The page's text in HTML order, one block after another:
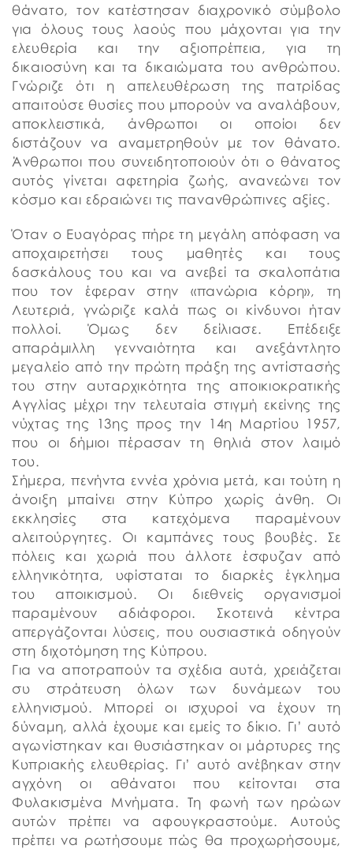
θάνατο, τον κατέστησαν διαχρονικό σύμβολο
για όλους τους λαούς που μάχονται για την
ελευθερία και την αξιοπρέπεια, για τη
δικαιοσύνη και τα δικαιώματα του ανθρώπου.
Γνώριζε ότι η απελευθέρωση της πατρίδας
απαιτούσε θυσίες που μπορούν να αναλάβουν,
αποκλειστικά, άνθρωποι οι οποίοι δεν
διστάζουν να αναμετρηθούν με τον θάνατο.
Άνθρωποι που συνειδητοποιούν ότι ο θάνατος
αυτός γίνεται αφετηρία ζωής, ανανεώνει τον
κόσμο και εδραιώνει τις πανανθρώπινες αξίες.
Όταν ο Ευαγόρας πήρε τη μεγάλη απόφαση να
αποχαιρετήσει τους μαθητές και τους
δασκάλους του και να ανεβεί τα σκαλοπάτια
που τον έφεραν στην «πανώρια κόρη», τη
Λευτεριά, γνώριζε καλά πως οι κίνδυνοι ήταν
πολλοί. Όμως δεν δείλιασε. Επέδειξε
απαράμιλλη γενναιότητα και ανεξάντλητο
μεγαλείο από την πρώτη πράξη της αντίστασής
του στην αυταρχικότητα της αποικιοκρατικής
Αγγλίας μέχρι την τελευταία στιγμή εκείνης της
νύχτας της 13ης προς την 14η Μαρτίου 1957,
που οι δήμιοι πέρασαν τη θηλιά στον λαιμό
του.
Σήμερα, πενήντα εννέα χρόνια μετά, και τούτη η
άνοιξη μπαίνει στην Κύπρο χωρίς άνθη. Οι
εκκλησίες στα κατεχόμενα παραμένουν
αλειτούργητες. Οι καμπάνες τους βουβές. Σε
πόλεις και χωριά που άλλοτε έσφυζαν από
ελληνικότητα, υφίσταται το διαρκές έγκλημα
του αποικισμού. Οι διεθνείς οργανισμοί
παραμένουν αδιάφοροι. Σκοτεινά κέντρα
απεργάζονται λύσεις, που ουσιαστικά οδηγούν
στη διχοτόμηση της Κύπρου.
Για να αποτραπούν τα σχέδια αυτά, χρειάζεται
συ στράτευση όλων των δυνάμεων του
ελληνισμού. Μπορεί οι ισχυροί να έχουν τη
δύναμη, αλλά έχουμε και εμείς το δίκιο. Γι’ αυτό
αγωνίστηκαν και θυσιάστηκαν οι μάρτυρες της
Κυπριακής ελευθερίας. Γι’ αυτό ανέβηκαν στην
αγχόνη οι αθάνατοι που κείτονται στα
Φυλακισμένα Μνήματα. Τη φωνή των ηρώων
αυτών πρέπει να αφουγκραστούμε. Αυτούς
πρέπει να ρωτήσουμε πώς θα προχωρήσουμε,